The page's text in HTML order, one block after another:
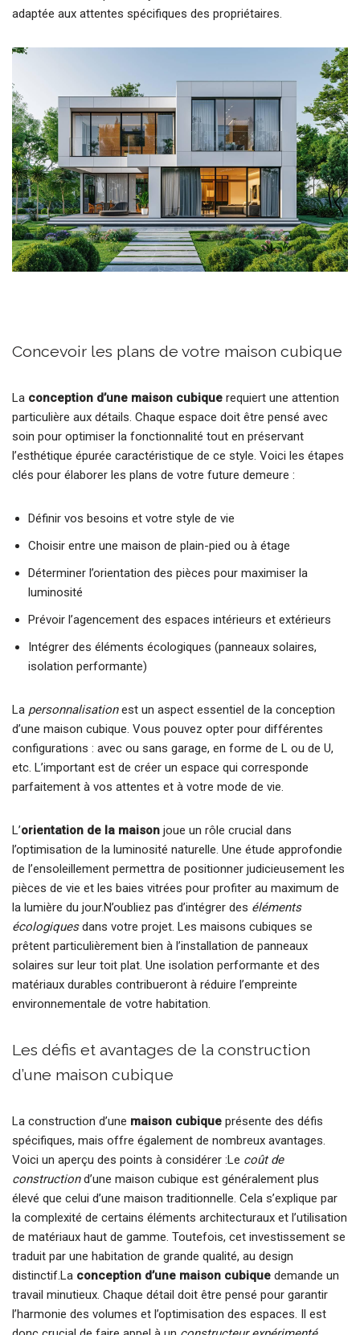
adaptée aux attentes spécifiques des propriétaires.
Concevoir les plans de votre maison cubique
La conception d’une maison cubique requiert une attention
particulière aux détails. Chaque espace doit être pensé avec
soin pour optimiser la fonctionnalité tout en préservant
l’esthétique épurée caractéristique de ce style. Voici les étapes
clés pour élaborer les plans de votre future demeure :
Définir vos besoins et votre style de vie
Choisir entre une maison de plain-pied ou à étage
Déterminer l’orientation des pièces pour maximiser la
luminosité
Prévoir l’agencement des espaces intérieurs et extérieurs
Intégrer des éléments écologiques (panneaux solaires,
isolation performante)
La personnalisationest un aspect essentiel de la conception
d’une maison cubique. Vous pouvez opter pour différentes
configurations : avec ou sans garage, en forme de L ou de U,
etc. L’important est de créer un espace qui corresponde
parfaitement à vos attentes et à votre mode de vie.
L’orientation de la maison joue un rôle crucial dans
l’optimisation de la luminosité naturelle. Une étude approfondie
de l’ensoleillement permettra de positionner judicieusement les
pièces de vie et les baies vitrées pour profiter au maximum de
la lumière du jour.N’oubliez pas d’intégrer des éléments
écologiquesdans votre projet. Les maisons cubiques se
prêtent particulièrement bien à l’installation de panneaux
solaires sur leur toit plat. Une isolation performante et des
matériaux durables contribueront à réduire l’empreinte
environnementale de votre habitation.
Les défis et avantages de la construction
d’une maison cubique
La construction d’une maison cubique présente des défis
spécifiques, mais offre également de nombreux avantages.
Voici un aperçu des points à considérer :Le coût de
constructiond’une maison cubique est généralement plus
élevé que celui d’une maison traditionnelle. Cela s’explique par
la complexité de certains éléments architecturaux et l’utilisation
de matériaux haut de gamme. Toutefois, cet investissement se
traduit par une habitation de grande qualité, au design
distinctif.La conception d’une maison cubique demande un
travail minutieux. Chaque détail doit être pensé pour garantir
l’harmonie des volumes et l’optimisation des espaces. Il est